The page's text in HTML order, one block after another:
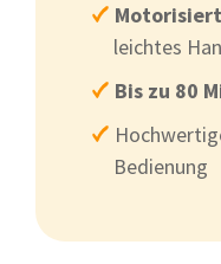
leichtes
Bis zu 80
Bedienung